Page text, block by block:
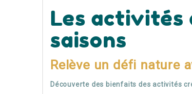
Les
saisons
Relève un défi nature
Découverte des bienfaits des activités